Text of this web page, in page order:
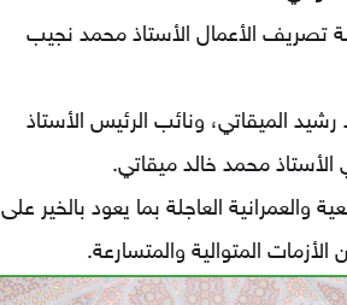
تصريف الأعمال الأستاذ محمد نجيب
الميقاتي، ونائب الرئيس الأستاذ
الأستاذ محمد خالد ميقاتي.
والعمرانية العاجلة بما يعود بالخير على
المتوالية والمتسارعة.